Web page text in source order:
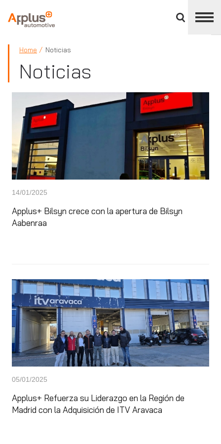
panel
APPLUS+
Home Noticias
Noticias
14/01/2025
Applus+ Bilsyn crece con la apertura de Bilsyn
Aabenraa
05/01/2025
Applus+ Refuerza su Liderazgo en la Región de
Madrid con la Adquisición de ITV Aravaca